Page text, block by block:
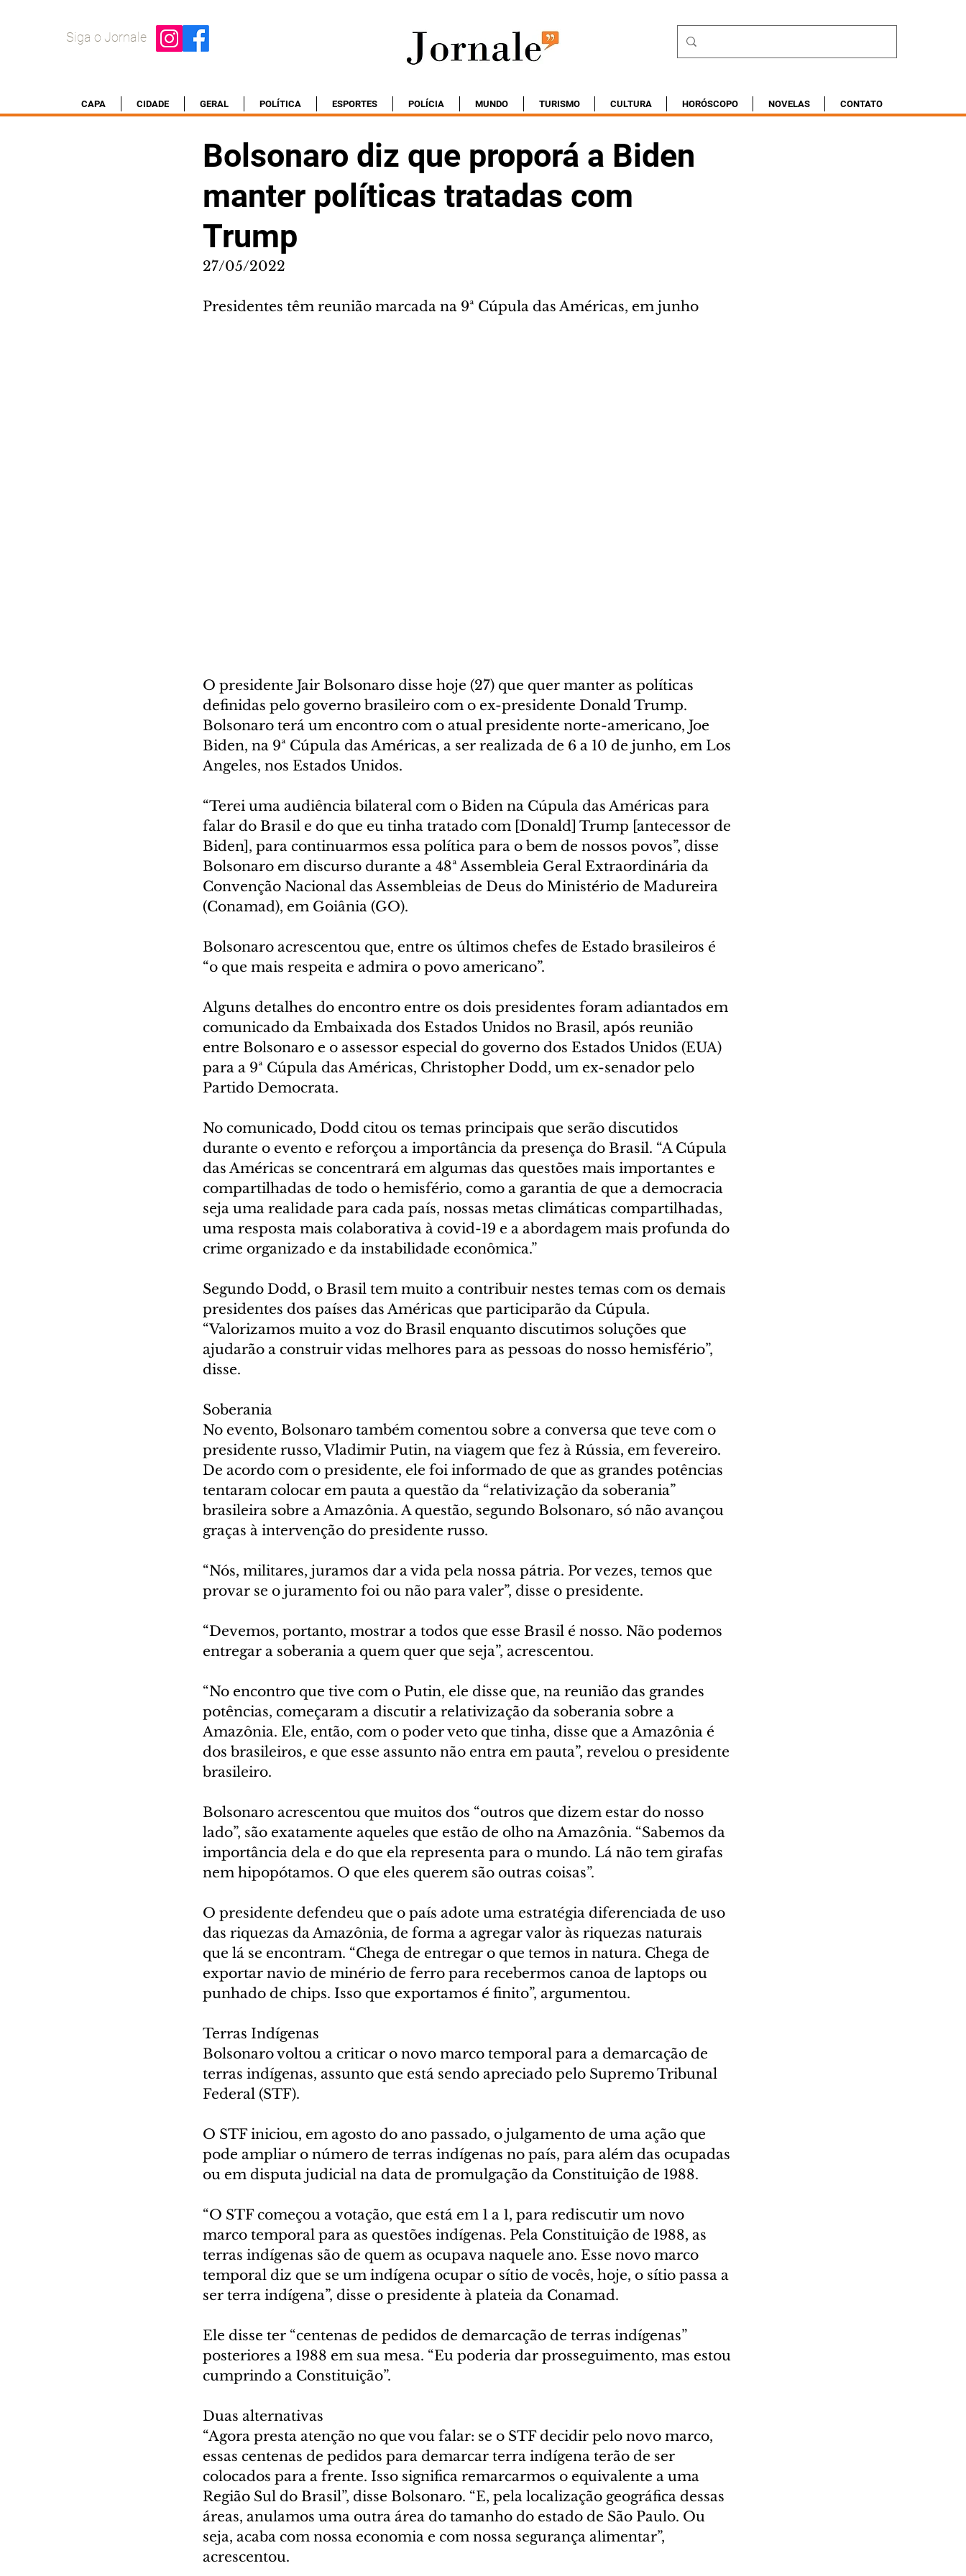
Siga o Jornale
CAPA CIDADE GERAL POLÍTICA ESPORTES POLÍCIA MUNDO TURISMO CULTURA HORÓSCOPO NOVELAS CONTATO
Bolsonaro diz que proporá a Biden
manter políticas tratadas com
Trump
27/05/2022
Presidentes têm reunião marcada na 9ª Cúpula das Américas, em junho
O presidente Jair Bolsonaro disse hoje (27) que quer manter as políticas
definidas pelo governo brasileiro com o ex-presidente Donald Trump.
Bolsonaro terá um encontro com o atual presidente norte-americano, Joe
Biden, na 9ª Cúpula das Américas, a ser realizada de 6 a 10 de junho, em Los
Angeles, nos Estados Unidos.
“Terei uma audiência bilateral com o Biden na Cúpula das Américas para
falar do Brasil e do que eu tinha tratado com [Donald] Trump [antecessor de
Biden], para continuarmos essa política para o bem de nossos povos”, disse
Bolsonaro em discurso durante a 48ª Assembleia Geral Extraordinária da
Convenção Nacional das Assembleias de Deus do Ministério de Madureira
(Conamad), em Goiânia (GO).
Bolsonaro acrescentou que, entre os últimos chefes de Estado brasileiros é
“o que mais respeita e admira o povo americano”.
Alguns detalhes do encontro entre os dois presidentes foram adiantados em
comunicado da Embaixada dos Estados Unidos no Brasil, após reunião
entre Bolsonaro e o assessor especial do governo dos Estados Unidos (EUA)
para a 9ª Cúpula das Américas, Christopher Dodd, um ex-senador pelo
Partido Democrata.
No comunicado, Dodd citou os temas principais que serão discutidos
durante o evento e reforçou a importância da presença do Brasil. “A Cúpula
das Américas se concentrará em algumas das questões mais importantes e
compartilhadas de todo o hemisfério, como a garantia de que a democracia
seja uma realidade para cada país, nossas metas climáticas compartilhadas,
uma resposta mais colaborativa à covid-19 e a abordagem mais profunda do
crime organizado e da instabilidade econômica.”
Segundo Dodd, o Brasil tem muito a contribuir nestes temas com os demais
presidentes dos países das Américas que participarão da Cúpula.
“Valorizamos muito a voz do Brasil enquanto discutimos soluções que
ajudarão a construir vidas melhores para as pessoas do nosso hemisfério”,
disse.
Soberania
No evento, Bolsonaro também comentou sobre a conversa que teve com o
presidente russo, Vladimir Putin, na viagem que fez à Rússia, em fevereiro.
De acordo com o presidente, ele foi informado de que as grandes potências
tentaram colocar em pauta a questão da “relativização da soberania”
brasileira sobre a Amazônia. A questão, segundo Bolsonaro, só não avançou
graças à intervenção do presidente russo.
“Nós, militares, juramos dar a vida pela nossa pátria. Por vezes, temos que
provar se o juramento foi ou não para valer”, disse o presidente.
“Devemos, portanto, mostrar a todos que esse Brasil é nosso. Não podemos
entregar a soberania a quem quer que seja”, acrescentou.
“No encontro que tive com o Putin, ele disse que, na reunião das grandes
potências, começaram a discutir a relativização da soberania sobre a
Amazônia. Ele, então, com o poder veto que tinha, disse que a Amazônia é
dos brasileiros, e que esse assunto não entra em pauta”, revelou o presidente
brasileiro.
Bolsonaro acrescentou que muitos dos “outros que dizem estar do nosso
lado”, são exatamente aqueles que estão de olho na Amazônia. “Sabemos da
importância dela e do que ela representa para o mundo. Lá não tem girafas
nem hipopótamos. O que eles querem são outras coisas”.
O presidente defendeu que o país adote uma estratégia diferenciada de uso
das riquezas da Amazônia, de forma a agregar valor às riquezas naturais
que lá se encontram. “Chega de entregar o que temos in natura. Chega de
exportar navio de minério de ferro para recebermos canoa de laptops ou
punhado de chips. Isso que exportamos é finito”, argumentou.
Terras Indígenas
Bolsonaro voltou a criticar o novo marco temporal para a demarcação de
terras indígenas, assunto que está sendo apreciado pelo Supremo Tribunal
Federal (STF).
O STF iniciou, em agosto do ano passado, o julgamento de uma ação que
pode ampliar o número de terras indígenas no país, para além das ocupadas
ou em disputa judicial na data de promulgação da Constituição de 1988.
“O STF começou a votação, que está em 1 a 1, para rediscutir um novo
marco temporal para as questões indígenas. Pela Constituição de 1988, as
terras indígenas são de quem as ocupava naquele ano. Esse novo marco
temporal diz que se um indígena ocupar o sítio de vocês, hoje, o sítio passa a
ser terra indígena”, disse o presidente à plateia da Conamad.
Ele disse ter “centenas de pedidos de demarcação de terras indígenas”
posteriores a 1988 em sua mesa. “Eu poderia dar prosseguimento, mas estou
cumprindo a Constituição”.
Duas alternativas
“Agora presta atenção no que vou falar: se o STF decidir pelo novo marco,
essas centenas de pedidos para demarcar terra indígena terão de ser
colocados para a frente. Isso significa remarcarmos o equivalente a uma
Região Sul do Brasil”, disse Bolsonaro. “E, pela localização geográfica dessas
áreas, anulamos uma outra área do tamanho do estado de São Paulo. Ou
seja, acaba com nossa economia e com nossa segurança alimentar”,
acrescentou.